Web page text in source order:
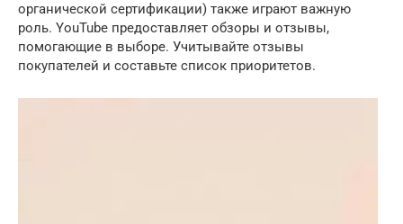
органической сертификации) также играют важную
роль. YouTube предоставляет обзоры и отзывы,
помогающие в выборе. Учитывайте отзывы
покупателей и составьте список приоритетов.